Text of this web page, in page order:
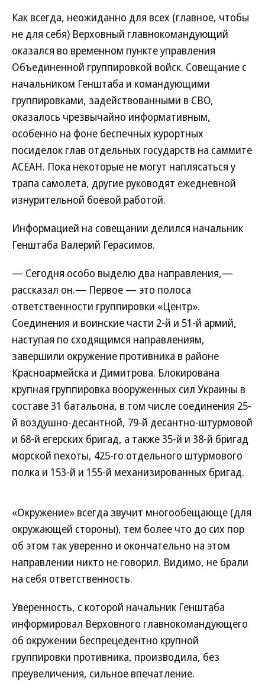
Как всегда, неожиданно для всех (главное, чтобы
не для себя) Верховный главнокомандующий
оказался во временном пункте управления
Объединенной группировкой войск. Совещание с
начальником Генштаба и командующими
группировками, задействованными в СВО,
оказалось чрезвычайно информативным,
особенно на фоне беспечных курортных
посиделок глав отдельных государств на саммите
АСЕАН. Пока некоторые не могут наплясаться у
трапа самолета, другие руководят ежедневной
изнурительной боевой работой.
Информацией на совещании делился начальник
Генштаба Валерий Герасимов.
— Сегодня особо выделю два направления,—
рассказал он.— Первое — это полоса
ответственности группировки «Центр».
Соединения и воинские части 2-й и 51-й армий,
наступая по сходящимся направлениям,
завершили окружение противника в районе
Красноармейска и Димитрова. Блокирована
крупная группировка вооруженных сил Украины в
составе 31 батальона, в том числе соединения 25-
й воздушно-десантной, 79-й десантно-штурмовой
и 68-й егерских бригад, а также 35-й и 38-й бригад
морской пехоты, 425-го отдельного штурмового
полка и 153-й и 155-й механизированных бригад.
«Окружение» всегда звучит многообещающе (для
окружающей стороны), тем более что до сих пор
об этом так уверенно и окончательно на этом
направлении никто не говорил. Видимо, не брали
на себя ответственность.
Уверенность, с которой начальник Генштаба
информировал Верховного главнокомандующего
об окружении беспрецедентно крупной
группировки противника, производила, без
преувеличения, сильное впечатление.